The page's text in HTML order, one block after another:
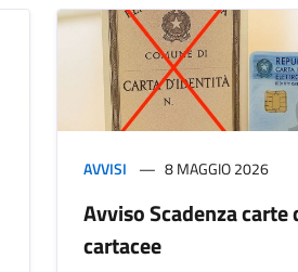
AVVISI 8 MAGGIO 2026
Avviso Scadenza carte
cartacee